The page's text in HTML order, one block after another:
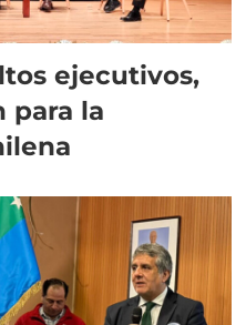
ejecutivos,
para la